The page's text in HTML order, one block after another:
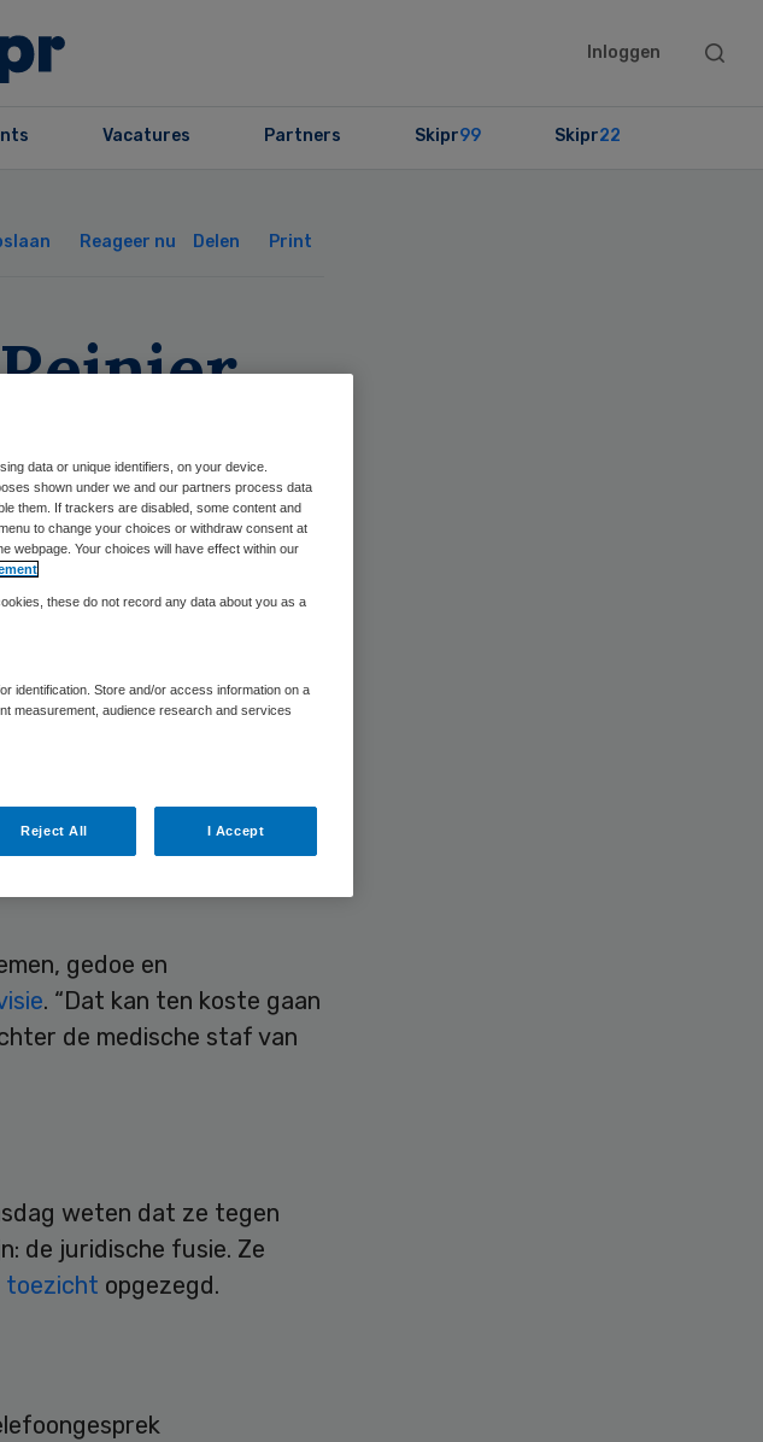
Inloggen
Search
Vacatures Partners Skipr99 Skipr22
Reageer nu Delen Print
met
,14:53 318 keer gelezen
moet de fusie met
in Zoetermeer
Groot van DSW, de
gedoe en
. “Dat kan ten koste gaan
de medische staf van
weten dat ze tegen
de juridische fusie. Ze
toezicht opgezegd.
data or unique identifiers, on your device.
shown under we and our partners process data
them. If trackers are disabled, some content and
to change your choices or withdraw consent at
webpage. Your choices will have effect within our
these do not record any data about you as a
identification. Store and/or access information on a
measurement, audience research and services
Reject All I Accept